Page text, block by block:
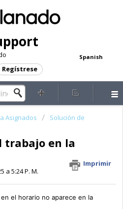
Spanish
Regístrese
Asignados
Solución de
trabajo en la
Imprimir
a 5:24 P. M.
el horario no aparece en la